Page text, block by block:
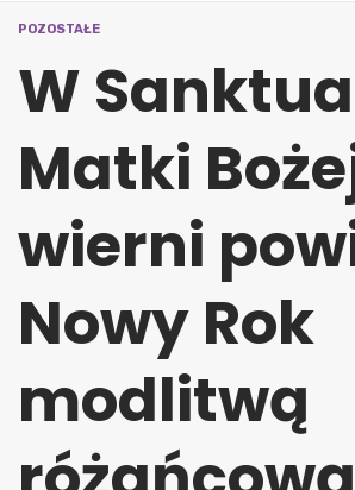
POZOSTAŁE
W
Matki
wierni
Nowy Rok
modlitwą